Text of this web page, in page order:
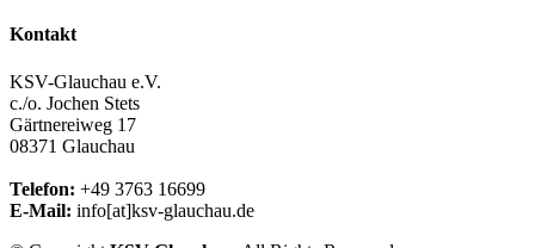
Kontakt
KSV-Glauchau e.V.
c./o. Jochen Stets
Gärtnereiweg 17
08371 Glauchau
Telefon: +49 3763 16699
E-Mail: info[at]ksv-glauchau.de